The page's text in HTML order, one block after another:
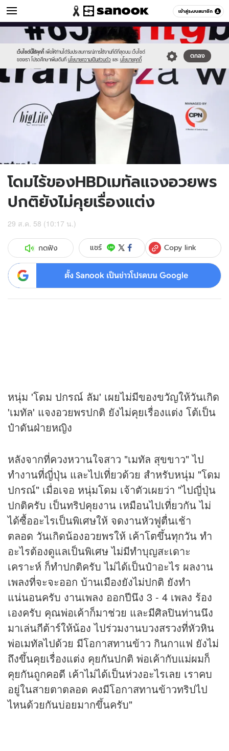
เข้าสู่ระบบสมาชิก
ข่าวบันเทิง หมวดอื่นๆ
เว็บไซต์นี้ใช้คุกกี้ เพื่อให้ท่านได้รับประสบการณ์การใช้งานที่ดีที่สุดบน เว็บไซต์
ของเรา โปรดศึกษาเพิ่มเติมที่ นโยบายความเป็นส่วนตัว และ นโยบายคุกกี้
ตกลง
Sanook
//s.isanook.com/sr/0/images/logo-
new-
sanook.png
//s.isanook.com/ns/0/ud/371/1856242/642324-
01.jpg
โดมไร้ของHBDเมทัลแจงอวยพร
ปกติยังไม่คุยเรื่องแต่ง
29 ส.ค. 58 (10:17 น.)
กดฟัง แชร์ Copy link
ตั้ง Sanook เป็นข่าวโปรดบน Google
หนุ่ม 'โดม ปกรณ์ ลัม' เผยไม่มีของขวัญให้วันเกิด
'เมทัล' แจงอวยพรปกติ ยังไม่คุยเรื่องแต่ง โต้เป็น
ป๋าดันฝ่ายหญิง
หลังจากที่ควงหวานใจสาว "เมทัล สุขขาว" ไป
ทำงานที่ญี่ปุ่น และไปเที่ยวด้วย สำหรับหนุ่ม "โดม
ปกรณ์" เมื่อเจอ หนุ่มโดม เจ้าตัวเผยว่า "ไปญี่ปุ่น
ปกติครับ เป็นทริปคุยงาน เหมือนไปเที่ยวกัน ไม่
ได้ซื้ออะไรเป็นพิเศษให้ จดงานหัวฟูตื่นเช้า
ตลอด วันเกิดน้องอวยพรให้ เค้าโตขึ้นทุกวัน ทำ
อะไรต้องดูแลเป็นพิเศษ ไม่มีทำบุญสะเดาะ
เคราะห์ ก็ทำปกติครับ ไม่ได้เป็นป๋าอะไร ผลงาน
เพลงที่จะจะออก บ้านเมืองยังไม่ปกติ ยังทำ
แน่นอนครับ งานเพลง ออกปีนึง 3 - 4 เพลง ร้อง
เองครับ คุณพ่อเค้าก็มาช่วย และมีศิลปินท่านนึง
มาเล่นกีต้าร์ให้น้อง ไปร่วมงานบวงสรวงที่หัวหิน
พ่อเมทัลไปด้วย มีโอกาสทานข้าว กินกาแฟ ยังไม่
ถึงขึ้นคุยเรื่องแต่ง คุยกันปกติ พ่อเค้ากับแม่ผมก็
คุยกันถูกคอดี เค้าไม่ได้เป็นห่วงอะไรเลย เราคบ
อยู่ในสายตาตลอด คงมีโอกาสทานข้าวทริปไป
ไหนด้วยกันบ่อยมากขึ้นครับ"